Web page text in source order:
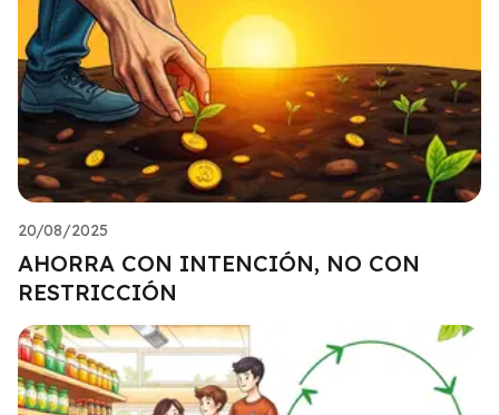
20/08/2025
AHORRA CON INTENCIÓN, NO CON
RESTRICCIÓN